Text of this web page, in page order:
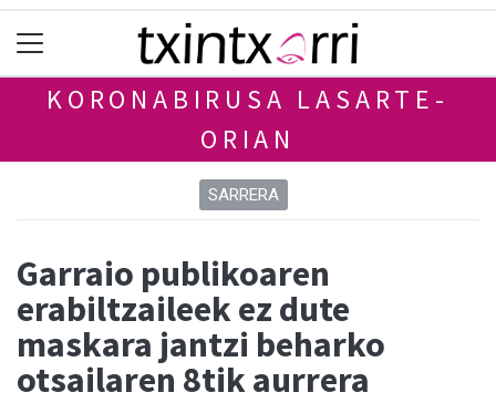
KORONABIRUSA LASARTE-
ORIAN
SARRERA
Garraio publikoaren
erabiltzaileek ez dute
maskara jantzi beharko
otsailaren 8tik aurrera